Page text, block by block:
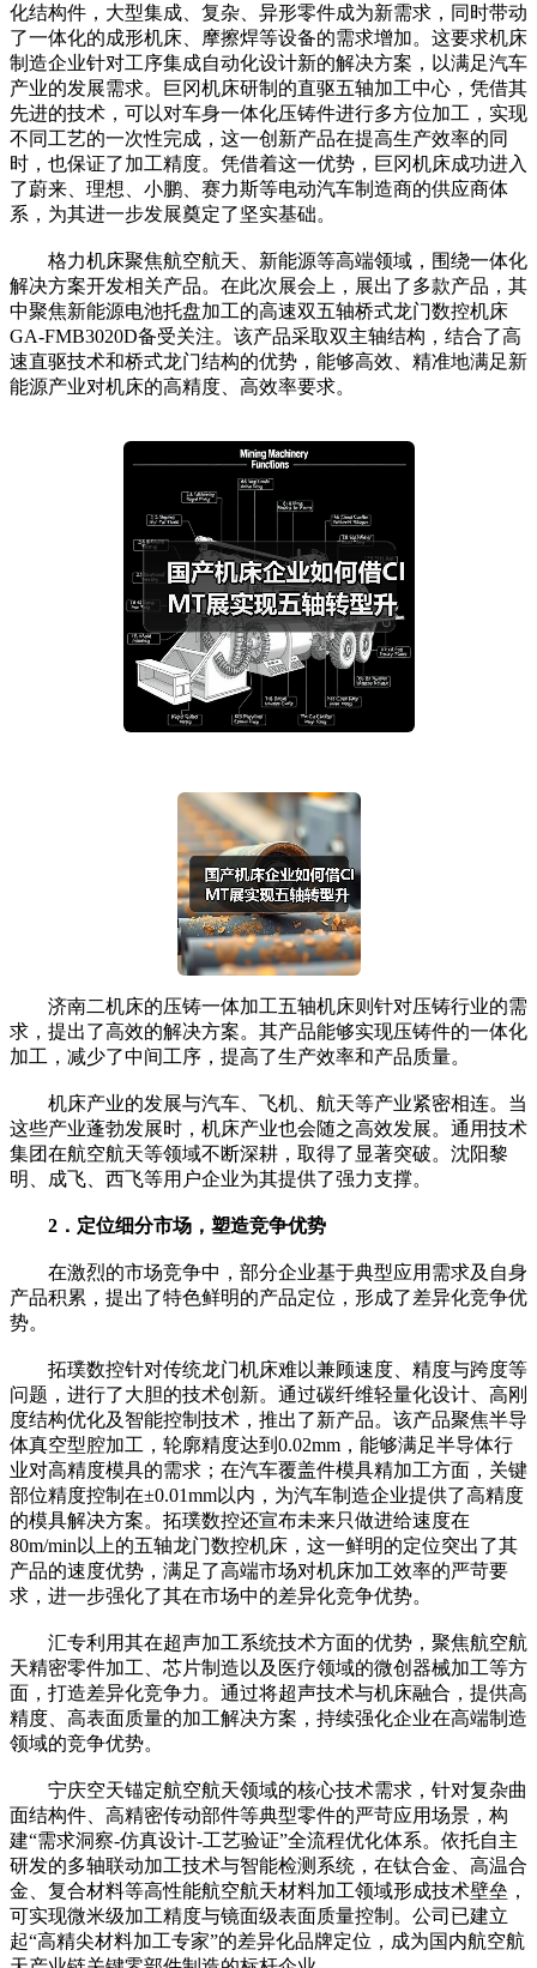
化结构件，大型集成、复杂、异形零件成为新需求，同时带动
了一体化的成形机床、摩擦焊等设备的需求增加。这要求机床
制造企业针对工序集成自动化设计新的解决方案，以满足汽车
产业的发展需求。巨冈机床研制的直驱五轴加工中心，凭借其
先进的技术，可以对车身一体化压铸件进行多方位加工，实现
不同工艺的一次性完成，这一创新产品在提高生产效率的同
时，也保证了加工精度。凭借着这一优势，巨冈机床成功进入
了蔚来、理想、小鹏、赛力斯等电动汽车制造商的供应商体
系，为其进一步发展奠定了坚实基础。
格力机床聚焦航空航天、新能源等高端领域，围绕一体化
解决方案开发相关产品。在此次展会上，展出了多款产品，其
中聚焦新能源电池托盘加工的高速双五轴桥式龙门数控机床
GA-FMB3020D备受关注。该产品采取双主轴结构，结合了高
速直驱技术和桥式龙门结构的优势，能够高效、精准地满足新
能源产业对机床的高精度、高效率要求。
济南二机床的压铸一体加工五轴机床则针对压铸行业的需
求，提出了高效的解决方案。其产品能够实现压铸件的一体化
加工，减少了中间工序，提高了生产效率和产品质量。
机床产业的发展与汽车、飞机、航天等产业紧密相连。当
这些产业蓬勃发展时，机床产业也会随之高效发展。通用技术
集团在航空航天等领域不断深耕，取得了显著突破。沈阳黎
明、成飞、西飞等用户企业为其提供了强力支撑。
2．定位细分市场，塑造竞争优势
在激烈的市场竞争中，部分企业基于典型应用需求及自身
产品积累，提出了特色鲜明的产品定位，形成了差异化竞争优
势。
拓璞数控针对传统龙门机床难以兼顾速度、精度与跨度等
问题，进行了大胆的技术创新。通过碳纤维轻量化设计、高刚
度结构优化及智能控制技术，推出了新产品。该产品聚焦半导
体真空型腔加工，轮廓精度达到0.02mm，能够满足半导体行
业对高精度模具的需求；在汽车覆盖件模具精加工方面，关键
部位精度控制在±0.01mm以内，为汽车制造企业提供了高精度
的模具解决方案。拓璞数控还宣布未来只做进给速度在
80m/min以上的五轴龙门数控机床，这一鲜明的定位突出了其
产品的速度优势，满足了高端市场对机床加工效率的严苛要
求，进一步强化了其在市场中的差异化竞争优势。
汇专利用其在超声加工系统技术方面的优势，聚焦航空航
天精密零件加工、芯片制造以及医疗领域的微创器械加工等方
面，打造差异化竞争力。通过将超声技术与机床融合，提供高
精度、高表面质量的加工解决方案，持续强化企业在高端制造
领域的竞争优势。
宁庆空天锚定航空航天领域的核心技术需求，针对复杂曲
面结构件、高精密传动部件等典型零件的严苛应用场景，构
建“需求洞察-仿真设计-工艺验证”全流程优化体系。依托自主
研发的多轴联动加工技术与智能检测系统，在钛合金、高温合
金、复合材料等高性能航空航天材料加工领域形成技术壁垒，
可实现微米级加工精度与镜面级表面质量控制。公司已建立
起“高精尖材料加工专家”的差异化品牌定位，成为国内航空航